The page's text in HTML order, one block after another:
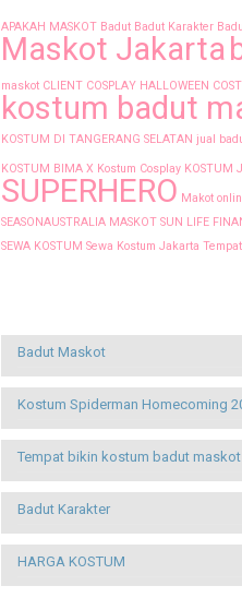
APAKAH MASKOT Badut Badut Karakter
Maskot Jakarta
maskot CLIENT COSPLAY HALLOWEEN
kostum badut
KOSTUM DI TANGERANG SELATAN jual
KOSTUM BIMA X Kostum Cosplay KOSTUM
SUPERHERO Makot
SEASONAUSTRALIA MASKOT SUN LIFE
SEWA KOSTUM Sewa Kostum Jakarta
Badut Maskot
Kostum Spiderman Homecoming
Tempat bikin kostum badut maskot
Badut Karakter
HARGA KOSTUM